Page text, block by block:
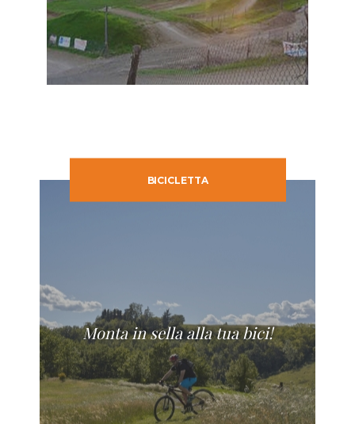
BICICLETTA
Monta in sella alla tua bici!